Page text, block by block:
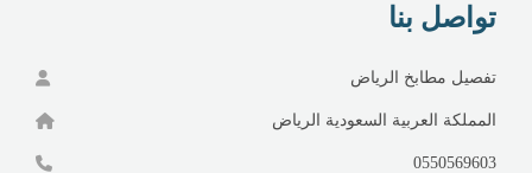
تواصل بنا
تفصيل مطابخ الرياض
المملكة العربية السعودية الرياض
0550569603